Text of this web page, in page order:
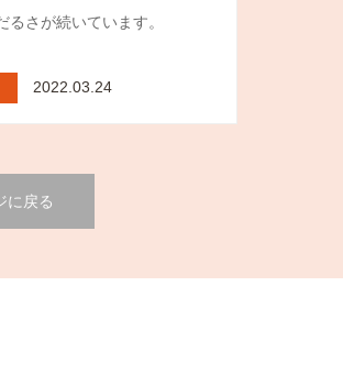
るさが続いています。
2022.03.24
に戻る